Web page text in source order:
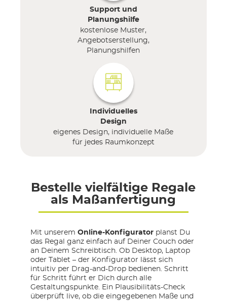
Support und
Planungshilfe
kostenlose Muster,
Angebotserstellung,
Planungshilfen
Individuelles
Design
eigenes Design, individuelle Maße
für jedes Raumkonzept
Bestelle vielfältige Regale
als Maßanfertigung
Mit unserem Online-Konfigurator planst Du
das Regal ganz einfach auf Deiner Couch oder
an Deinem Schreibtisch. Ob Desktop, Laptop
oder Tablet – der Konfigurator lässt sich
intuitiv per Drag-and-Drop bedienen. Schritt
für Schritt führt er Dich durch alle
Gestaltungspunkte. Ein Plausibilitäts-Check
überprüft live, ob die eingegebenen Maße und